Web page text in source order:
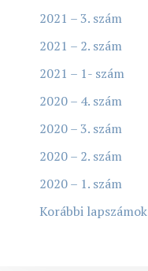
2021 – 3. szám
2021 – 2. szám
2021 – 1- szám
2020 – 4. szám
2020 – 3. szám
2020 – 2. szám
2020 – 1. szám
Korábbi lapszámok